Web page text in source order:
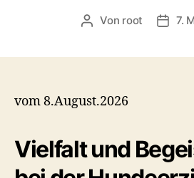
Beitragsautor
Von root 7.
vom 8.August.2026
Vielfalt und